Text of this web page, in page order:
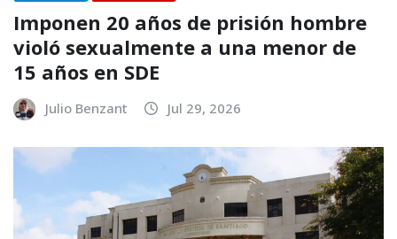
Imponen 20 años de prisión hombre
violó sexualmente a una menor de
15 años en SDE
Julio Benzant Jul 29, 2026